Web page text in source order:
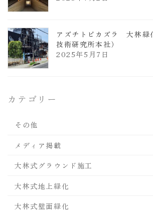
アズチトビカズラ 大林
技術研究所本社）
2025年5月7日
カテゴリー
その他
メディア掲載
大林式グラウンド施工
大林式地上緑化
大林式壁面緑化